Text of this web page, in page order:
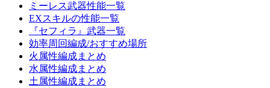
ミーレス武器性能一覧
EXスキルの性能一覧
『セフィラ』武器一覧
効率周回編成/おすすめ場所
火属性編成まとめ
水属性編成まとめ
土属性編成まとめ